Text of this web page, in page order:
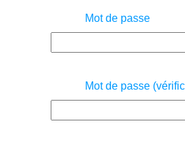
Mot de passe
Mot de passe